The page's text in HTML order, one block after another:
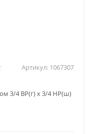
Артикул: 1067307
3/4 ВР(г) х 3/4 НР(ш)